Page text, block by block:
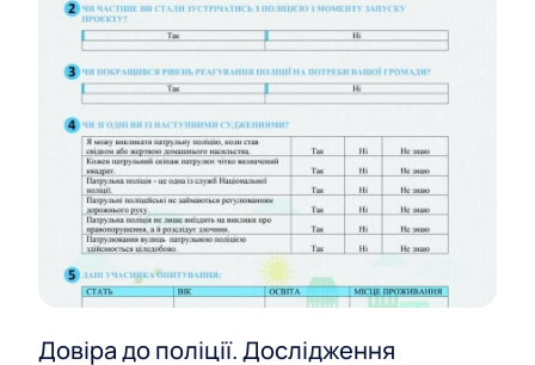
Довіра до поліції. Дослідження